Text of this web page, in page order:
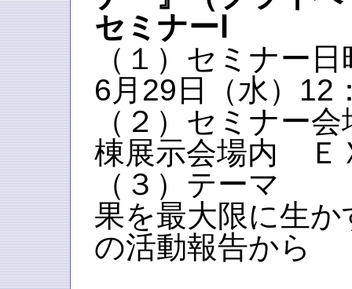
セミナーⅠ
（１）セミナ
6月29日（水）12
（２）セミナ
棟展示会場内 Ｅ
（３）テー
果を最大限に生
の活動報告から